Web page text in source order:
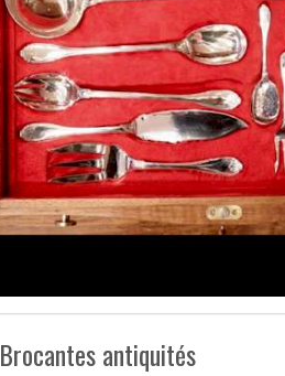
Brocantes antiquités